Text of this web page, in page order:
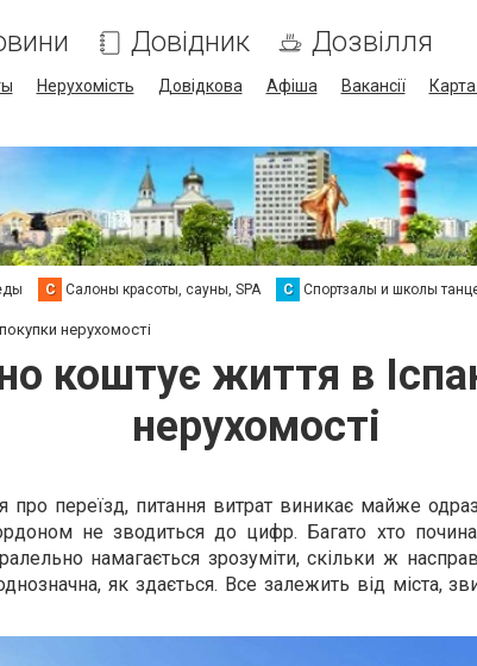
Довідник Дозвілля
Нерухомість Довідкова Афіша Вакансії
С Салоны красоты, сауны, SPA С Спортзалы и школы
нерухомості
коштує життя в
нерухомості
переїзд, питання витрат виникає майже
не зводиться до цифр. Багато хто
намагається зрозуміти, скільки ж
як здається. Все залежить від міста,